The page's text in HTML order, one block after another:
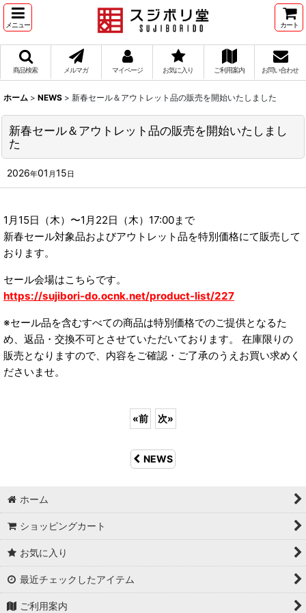
メニュー カート
商品検索 メルマガ マイページ お気に入り ご利用案内 お問い合わせ
ホーム > NEWS > 新春セール＆アウトレット品の販売を開始いたしました
新春セール＆アウトレット品の販売を開始いたしまし
た
2026年01 月15日
1月15日（木）〜1月22日（木）17:00まで
新春セール対象品およびアウトレット品を特別価格にて販売して
おります。
セール会場はこちらです。
https://sujibori-do.ocnk.net/product-list/227
※セール品を含むすべての商品は特別価格でのご提供となるた
め、返品・交換不可とさせていただいております。 在庫限りの
販売となりますので、内容をご確認・ご了承のうえお買い求めく
ださいませ。
«前 次»
NEWS
ホーム
ショッピングカート
お気に入り
最近チェックしたアイテム
ご利用案内